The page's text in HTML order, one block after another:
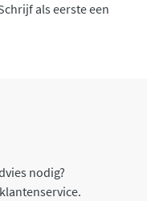
als eerste een
nodig?